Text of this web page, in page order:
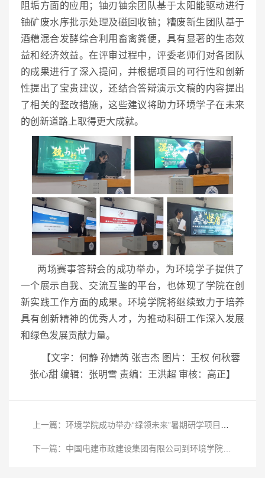
阻垢方面的应用；铀刃铀余团队基于太阳能驱动进行
铀矿废水序批示处理及磁回收铀；糟废新生团队基于
酒糟混合发酵综合利用畜禽粪便，具有显著的生态效
益和经济效益。在评审过程中，评委老师们对各团队
的成果进行了深入提问，并根据项目的可行性和创新
性提出了宝贵建议，还结合答辩演示文稿的内容提出
了相关的整改措施，这些建议将助力环境学子在未来
的创新道路上取得更大成就。
两场赛事答辩会的成功举办，为环境学子提供了
一个展示自我、交流互鉴的平台，也体现了学院在创
新实践工作方面的成果。环境学院将继续致力于培养
具有创新精神的优秀人才，为推动科研工作深入发展
和绿色发展贡献力量。
【文字：何静 孙婧芮 张吉杰 图片：王权 何秋蓉
张心甜 编辑：张明雪 责编：王洪超 审核：高正】